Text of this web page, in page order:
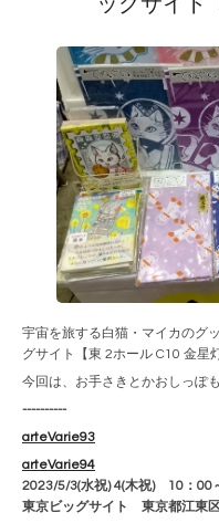
ッグサイト
宇宙を旅する白猫・マイカのグ
グサイト【東 2ホール C10 金星
今回は、お手さきとかおしっぽ
----------
arteVarie93
arteVarie94
2023/5/3(水祝) 4(木祝) 10：00
東京ビッグサイト 東京都江東